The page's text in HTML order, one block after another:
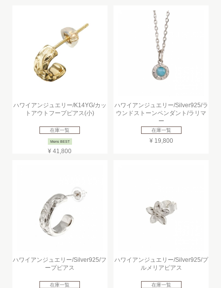
ハワイアンジュエリー/K14YG/カッ
トアウトフープピアス(小)
在庫一覧
Mens BEST
¥ 41,800
ハワイアンジュエリー/Silver925/ラ
ウンドストーンペンダント/ラリマ
ー
在庫一覧
¥ 19,800
ハワイアンジュエリー/Silver925/フ
ープピアス
在庫一覧
ハワイアンジュエリー/Silver925/プ
ルメリアピアス
在庫一覧